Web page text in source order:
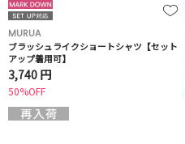
MURUA
ブラッシュライクショートシャツ【セット
アップ着用可】
3,740 円
50%OFF